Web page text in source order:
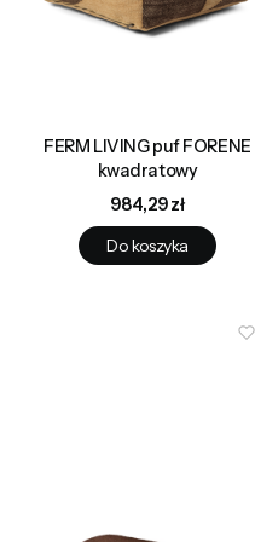
FERM LIVING puf FORENE
kwadratowy
Cena
984,29 zł
Do koszyka